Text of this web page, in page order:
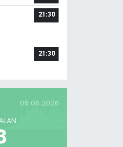
21:30
21:30
06.08.2026